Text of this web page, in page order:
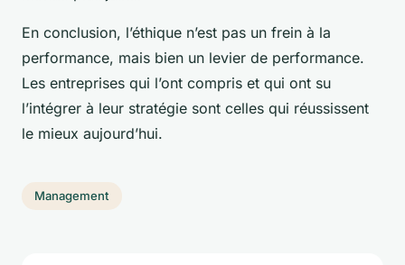
En conclusion, l’éthique n’est pas un frein à la
performance, mais bien un levier de performance.
Les entreprises qui l’ont compris et qui ont su
l’intégrer à leur stratégie sont celles qui réussissent
le mieux aujourd’hui.
Management